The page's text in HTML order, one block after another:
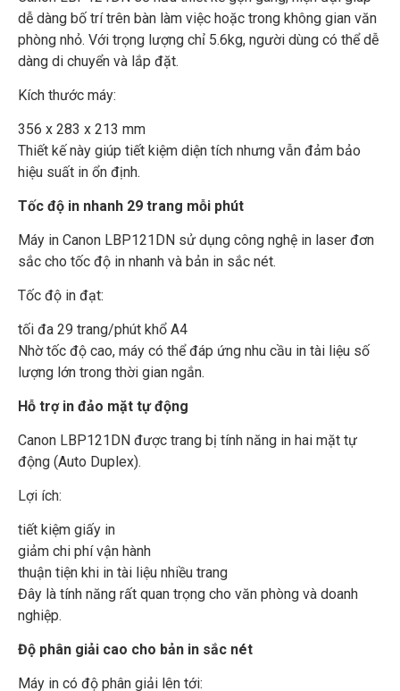
dễ dàng bố trí trên bàn làm việc hoặc trong không gian văn
phòng nhỏ. Với trọng lượng chỉ 5.6kg, người dùng có thể dễ
dàng di chuyển và lắp đặt.
Kích thước máy:
356 x 283 x 213 mm
Thiết kế này giúp tiết kiệm diện tích nhưng vẫn đảm bảo
hiệu suất in ổn định.
Tốc độ in nhanh 29 trang mỗi phút
Máy in Canon LBP121DN sử dụng công nghệ in laser đơn
sắc cho tốc độ in nhanh và bản in sắc nét.
Tốc độ in đạt:
tối đa 29 trang/phút khổ A4
Nhờ tốc độ cao, máy có thể đáp ứng nhu cầu in tài liệu số
lượng lớn trong thời gian ngắn.
Hỗ trợ in đảo mặt tự động
Canon LBP121DN được trang bị tính năng in hai mặt tự
động (Auto Duplex).
Lợi ích:
tiết kiệm giấy in
giảm chi phí vận hành
thuận tiện khi in tài liệu nhiều trang
Đây là tính năng rất quan trọng cho văn phòng và doanh
nghiệp.
Độ phân giải cao cho bản in sắc nét
Máy in có độ phân giải lên tới: